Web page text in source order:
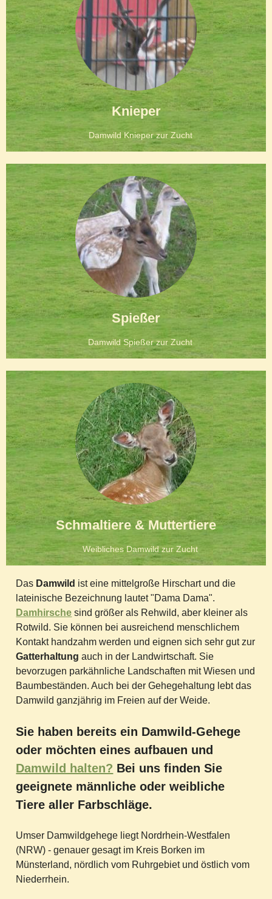
Knieper
Damwild Knieper zur Zucht
Spießer
Damwild Spießer zur Zucht
Schmaltiere & Muttertiere
Weibliches Damwild zur Zucht
Das Damwild ist eine mittelgroße Hirschart und die
lateinische Bezeichnung lautet "Dama Dama".
Damhirsche sind größer als Rehwild, aber kleiner als
Rotwild. Sie können bei ausreichend menschlichem
Kontakt handzahm werden und eignen sich sehr gut zur
Gatterhaltung auch in der Landwirtschaft. Sie
bevorzugen parkähnliche Landschaften mit Wiesen und
Baumbeständen. Auch bei der Gehegehaltung lebt das
Damwild ganzjährig im Freien auf der Weide.
Sie haben bereits ein Damwild-Gehege
oder möchten eines aufbauen und
Damwild halten? Bei uns finden Sie
geeignete männliche oder weibliche
Tiere aller Farbschläge.
Umser Damwildgehege liegt Nordrhein-Westfalen
(NRW) - genauer gesagt im Kreis Borken im
Münsterland, nördlich vom Ruhrgebiet und östlich vom
Niederrhein.